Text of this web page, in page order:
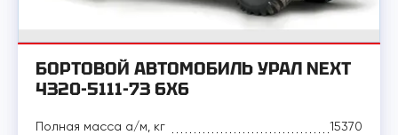
БОРТОВОЙ АВТОМОБИЛЬ УРАЛ NEXT
4320-5111-73 6X6
Полная масса а/м, кг
15370